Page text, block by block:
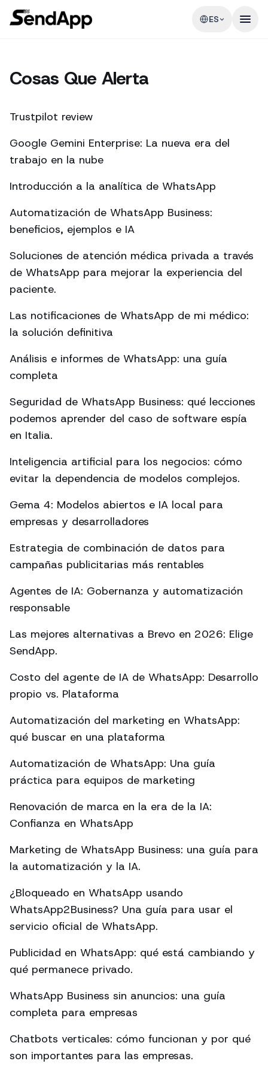
ES
Cosas Que Alerta
Trustpilot review
Google Gemini Enterprise: La nueva era del
trabajo en la nube
Introducción a la analítica de WhatsApp
Automatización de WhatsApp Business:
beneficios, ejemplos e IA
Soluciones de atención médica privada a través
de WhatsApp para mejorar la experiencia del
paciente.
Las notificaciones de WhatsApp de mi médico:
la solución definitiva
Análisis e informes de WhatsApp: una guía
completa
Seguridad de WhatsApp Business: qué lecciones
podemos aprender del caso de software espía
en Italia.
Inteligencia artificial para los negocios: cómo
evitar la dependencia de modelos complejos.
Gema 4: Modelos abiertos e IA local para
empresas y desarrolladores
Estrategia de combinación de datos para
campañas publicitarias más rentables
Agentes de IA: Gobernanza y automatización
responsable
Las mejores alternativas a Brevo en 2026: Elige
SendApp.
Costo del agente de IA de WhatsApp: Desarrollo
propio vs. Plataforma
Automatización del marketing en WhatsApp:
qué buscar en una plataforma
Automatización de WhatsApp: Una guía
práctica para equipos de marketing
Renovación de marca en la era de la IA:
Confianza en WhatsApp
Marketing de WhatsApp Business: una guía para
la automatización y la IA.
¿Bloqueado en WhatsApp usando
WhatsApp2Business? Una guía para usar el
servicio oficial de WhatsApp.
Publicidad en WhatsApp: qué está cambiando y
qué permanece privado.
WhatsApp Business sin anuncios: una guía
completa para empresas
Chatbots verticales: cómo funcionan y por qué
son importantes para las empresas.